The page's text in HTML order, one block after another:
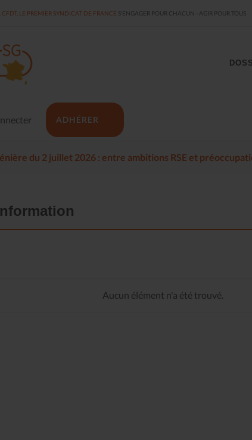
CFDT, LE PREMIER SYNDICAT DE FRANCE S'ENGAGER POUR CHACUN - AGIR POUR TOUS
ADHÉRER
du 2 juillet 2026 : entre ambitions RSE et
Aucun élément n'a été trouvé.